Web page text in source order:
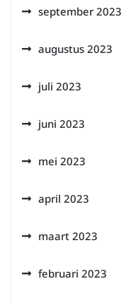
september 2023
augustus 2023
juli 2023
juni 2023
mei 2023
april 2023
maart 2023
februari 2023